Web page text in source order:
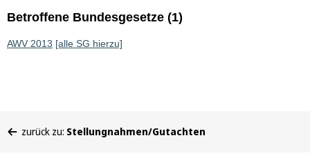
Betroffene Bundesgesetze (1)
AWV 2013 [alle SG hierzu]
befinden
zurück zu: Stellungnahmen/Gutachten